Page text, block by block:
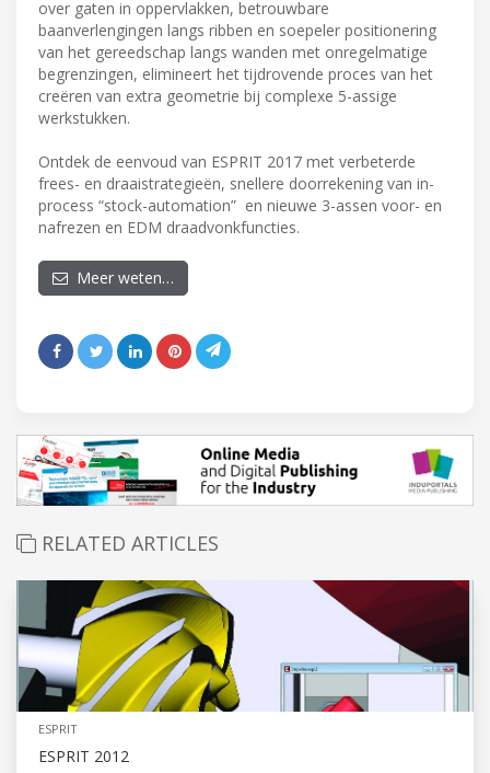
over gaten in oppervlakken, betrouwbare
baanverlengingen langs ribben en soepeler positionering
van het gereedschap langs wanden met onregelmatige
begrenzingen, elimineert het tijdrovende proces van het
creëren van extra geometrie bij complexe 5-assige
werkstukken.
Ontdek de eenvoud van ESPRIT 2017 met verbeterde
frees- en draaistrategieën, snellere doorrekening van in-
process “stock-automation” en nieuwe 3-assen voor- en
nafrezen en EDM draadvonkfuncties.
Meer weten…
RELATED ARTICLES
ESPRIT
ESPRIT 2012